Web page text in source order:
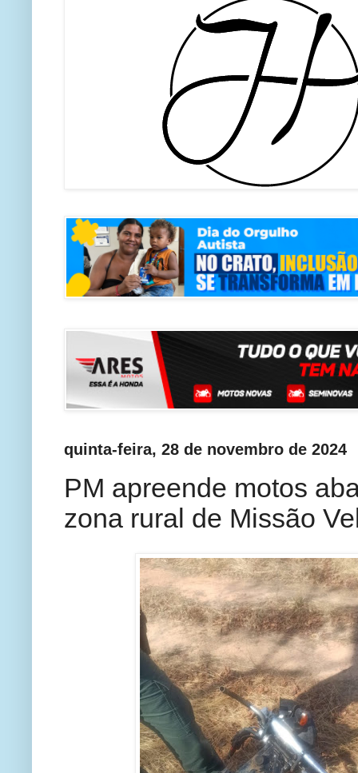
quinta-feira, 28 de novembro de 2024
PM apreende motos
zona rural de Missão